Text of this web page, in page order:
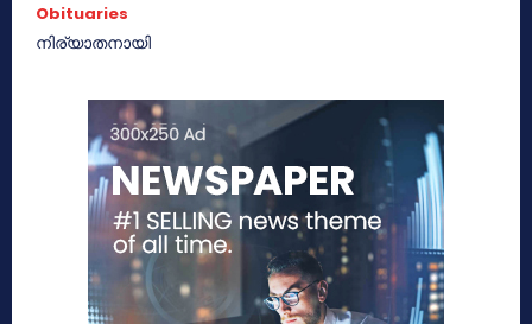
Obituaries
നിര്യാതനായി